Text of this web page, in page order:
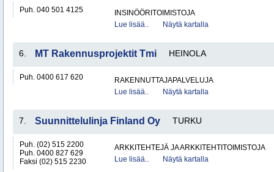
Puh. 040 501 4125
INSINÖÖRITOIMISTOJA
Lue lisää..
Näytä kartalla
6. MT Rakennusprojektit Tmi HEINOLA
Puh. 0400 617 620
RAKENNUTTAJAPALVELUJA
Lue lisää..
Näytä kartalla
7. Suunnittelulinja Finland Oy TURKU
Puh. (02) 515 2200
Puh. 0400 827 629
Faksi (02) 515 2230
ARKKITEHTEJÄ JA ARKKITEHTITOIMISTOJA
Lue lisää..
Näytä kartalla